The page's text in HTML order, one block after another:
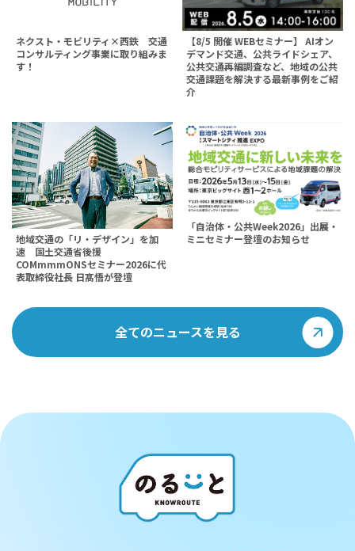
ネクスト・モビリティ×西鉄 交通
コンサルティング事業に取り組みま
す！
【8/5 開催 WEBセミナー】 AIオン
デマンド交通、公共ライドシェア、
公共交通再編調査など、地域の公共
交通課題を解決する最新事例をご紹
介
地域交通の「リ・デザイン」を加
速 国土交通省後援
COMmmmONSセミナー2026に代
表取締役社長 日髙悟が登壇
「自治体・公共Week2026」出展・
ミニセミナー登壇のお知らせ
全てのニュースを見る